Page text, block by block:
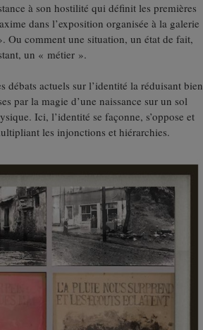
à son hostilité qui définit les premières
dans l’exposition organisée à la galerie
Ou comment une situation, un état de fait,
un « métier ».
débats actuels sur l’identité la réduisant bien
par la magie d’une naissance sur un sol
Ici, l’identité se façonne, s’oppose et
les injonctions et hiérarchies.